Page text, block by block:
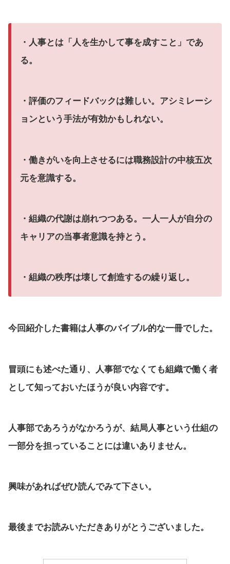
・人事とは「人を生かして事を成すこと」であ
る。
・評価のフィードバックは難しい。アシミレーシ
ョンという手法が有効かもしれない。
・働きがいを向上させるには職務設計の中核五次
元を意識する。
・組織の代謝は崩れつつある。一人一人が自分の
キャリアの当事者意識を持とう。
・組織の秩序は壊して創造するの繰り返し。
今回紹介した書籍は人事のバイブル的な一冊でした。
冒頭にも述べた通り、人事部でなくても組織で働く者
として知っておいたほうが良い内容です。
人事部であろうがなかろうが、結局人事という仕組の
一部分を担っていることには違いありません。
興味があればぜひ読んでみて下さい。
最後までお読みいただきありがとうございました。